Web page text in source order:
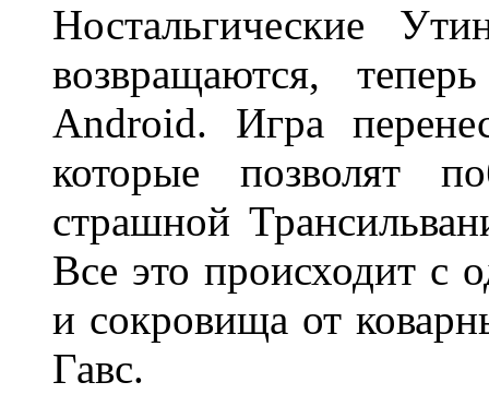
Ностальгические
возвращаются,
Android. Игра
которые позволят
страшной
Все это происходит с
и сокровища от
Гавс.